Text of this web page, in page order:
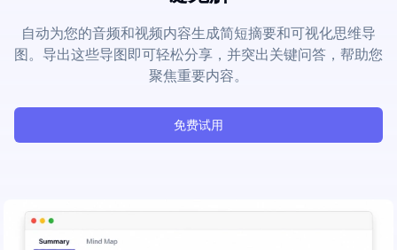
自动为您的音频和视频内容生成简短摘要和可视化思维导
图。导出这些导图即可轻松分享，并突出关键问答，帮助您
聚焦重要内容。
免费试用